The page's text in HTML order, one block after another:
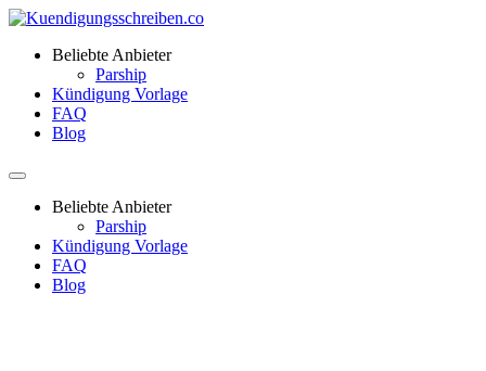
Beliebte Anbieter
Parship
Kündigung Vorlage
FAQ
Blog
Beliebte Anbieter
Parship
Kündigung Vorlage
FAQ
Blog